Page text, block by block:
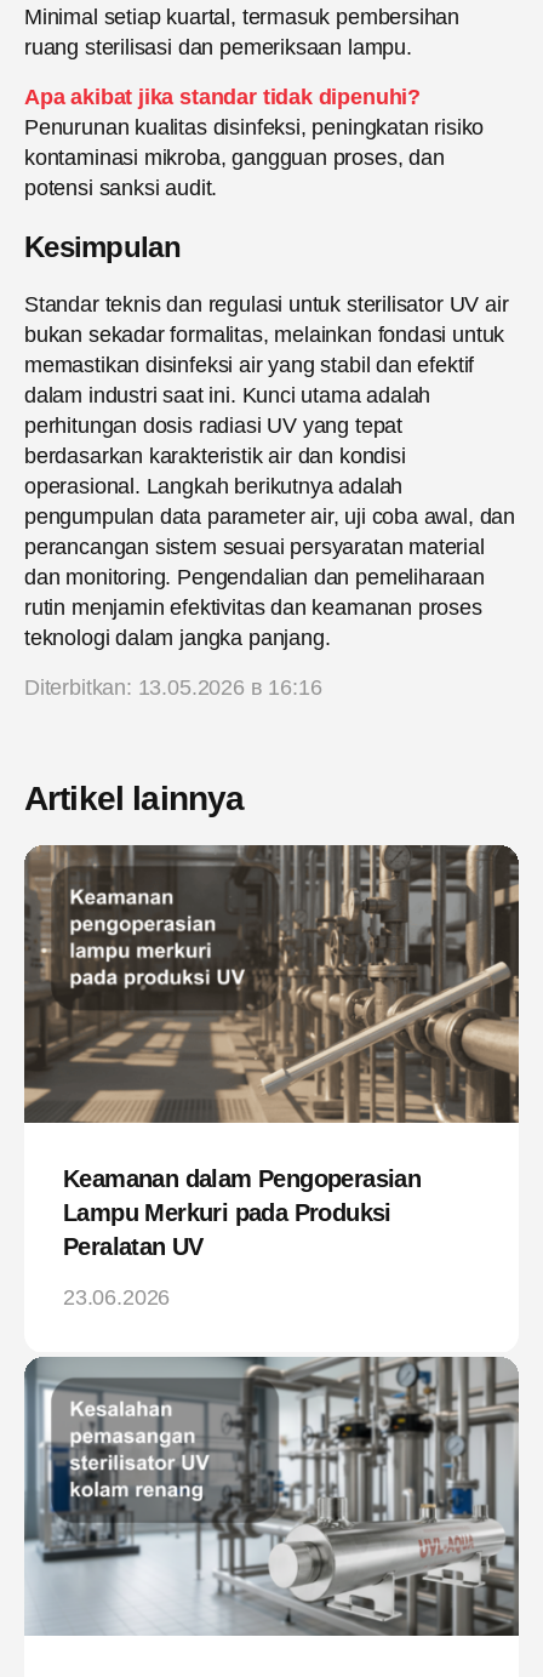
Minimal setiap kuartal, termasuk pembersihan
ruang sterilisasi dan pemeriksaan lampu.
Apa akibat jika standar tidak dipenuhi?
Penurunan kualitas disinfeksi, peningkatan risiko
kontaminasi mikroba, gangguan proses, dan
potensi sanksi audit.
Kesimpulan
Standar teknis dan regulasi untuk sterilisator UV air
bukan sekadar formalitas, melainkan fondasi untuk
memastikan disinfeksi air yang stabil dan efektif
dalam industri saat ini. Kunci utama adalah
perhitungan dosis radiasi UV yang tepat
berdasarkan karakteristik air dan kondisi
operasional. Langkah berikutnya adalah
pengumpulan data parameter air, uji coba awal, dan
perancangan sistem sesuai persyaratan material
dan monitoring. Pengendalian dan pemeliharaan
rutin menjamin efektivitas dan keamanan proses
teknologi dalam jangka panjang.
Diterbitkan: 13.05.2026 в 16:16
Artikel lainnya
Keamanan dalam Pengoperasian
Lampu Merkuri pada Produksi
Peralatan UV
23.06.2026